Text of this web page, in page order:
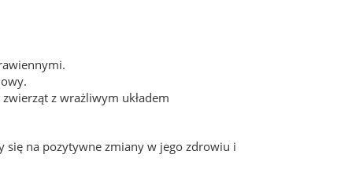
z wrażliwym układem
się na pozytywne zmiany w jego zdrowiu i